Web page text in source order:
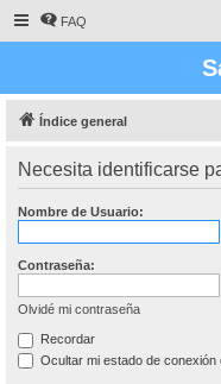
FAQ
Índice general
Necesita identificarse
Nombre de Usuario:
Contraseña:
Olvidé mi contraseña
Recordar
Ocultar mi estado de conexión